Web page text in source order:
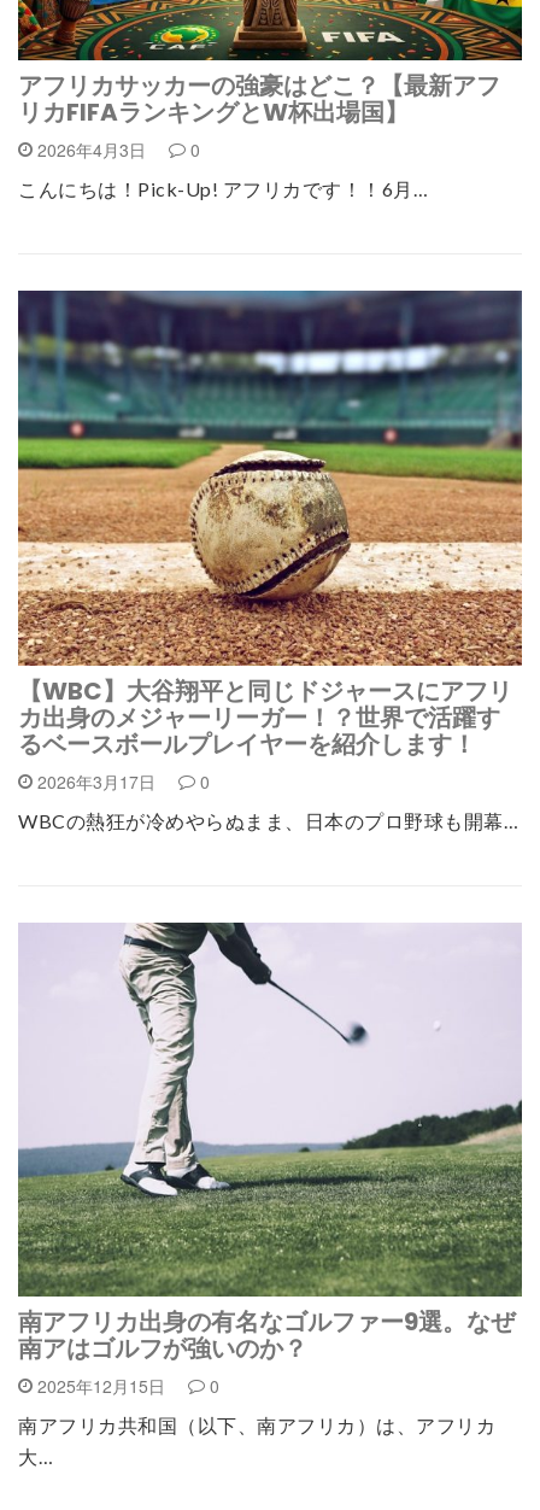
アフリカサッカーの強豪はどこ？【最新アフ
リカFIFAランキングとW杯出場国】
2026年4月3日 0
こんにちは！Pick-Up! アフリカです！！6月…
【WBC】大谷翔平と同じドジャースにアフリ
カ出身のメジャーリーガー！？世界で活躍す
るベースボールプレイヤーを紹介します！
2026年3月17日 0
WBCの熱狂が冷めやらぬまま、日本のプロ野球も開幕…
南アフリカ出身の有名なゴルファー9選。なぜ
南アはゴルフが強いのか？
2025年12月15日 0
南アフリカ共和国（以下、南アフリカ）は、アフリカ
大…